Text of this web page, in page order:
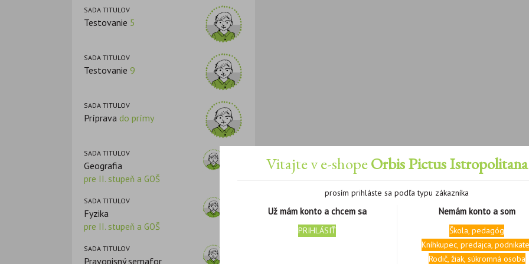
Vitajte v e-shopeOrbis Pictus Istropolitana
prosím prihláste sa podľa typu zákazníka
Už mám konto a chcem sa
PRIHLÁSIŤ
Nemám konto a som
Škola, pedagóg
Kníhkupec, predajca,
Rodič, žiak, súkromná osoba
SADA TITULOV
Testovanie 5
SADA TITULOV
Testovanie 9
SADA TITULOV
Príprava do prímy
SADA TITULOV
Geografia
pre II. stupeň a GOŠ
SADA TITULOV
Fyzika
pre II. stupeň a GOŠ
SADA TITULOV
Pravopisný semafor